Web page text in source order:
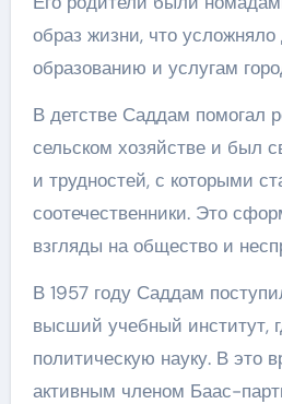
образ жизни, что усложняло
образованию и услугам
В детстве Саддам помогал
сельском хозяйстве и был
и трудностей, с которыми
соотечественники. Это
взгляды на общество и
В 1957 году Саддам
высший учебный институт,
политическую науку. В это
активным членом Баас-